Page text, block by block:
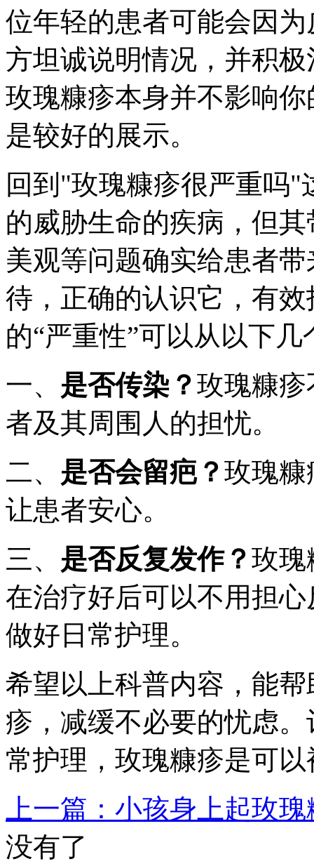
位年轻的患者可能会因
方坦诚说明情况，并积
玫瑰糠疹本身并不影响
是较好的展示。
回到"玫瑰糠疹很严重吗
的威胁生命的疾病，但
美观等问题确实给患者
待，正确的认识它，有
的“严重性”可以从以下
一、 是否传染？ 玫瑰糠
者及其周围人的担忧。
二、 是否会留疤？ 玫瑰糠
让患者安心。
三、 是否反复发作？ 玫瑰
在治疗好后可以不用担
做好日常护理。
希望以上科普内容，能
疹，减缓不必要的忧虑
常护理，玫瑰糠疹是可以
上一篇：小孩身上起玫
没有了